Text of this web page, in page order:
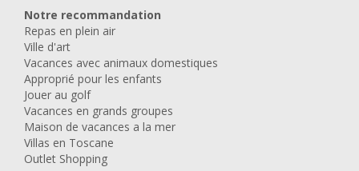
Notre recommandation
Repas en plein air
Ville d'art
Vacances avec animaux domestiques
Approprié pour les enfants
Jouer au golf
Vacances en grands groupes
Maison de vacances a la mer
Villas en Toscane
Outlet Shopping